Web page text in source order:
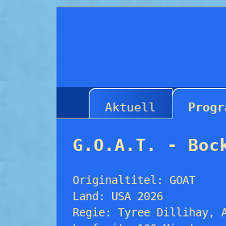
Aktuell
G.O.A.T. -
Originaltitel: GOAT
Land: USA 2026
Regie: Tyree Dillihay,